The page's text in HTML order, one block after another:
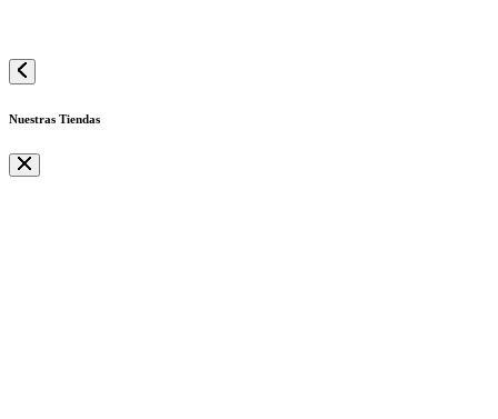
Nuestras Tiendas